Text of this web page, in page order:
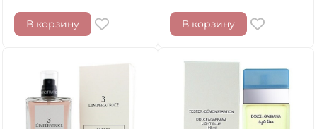
В корзину В корзину